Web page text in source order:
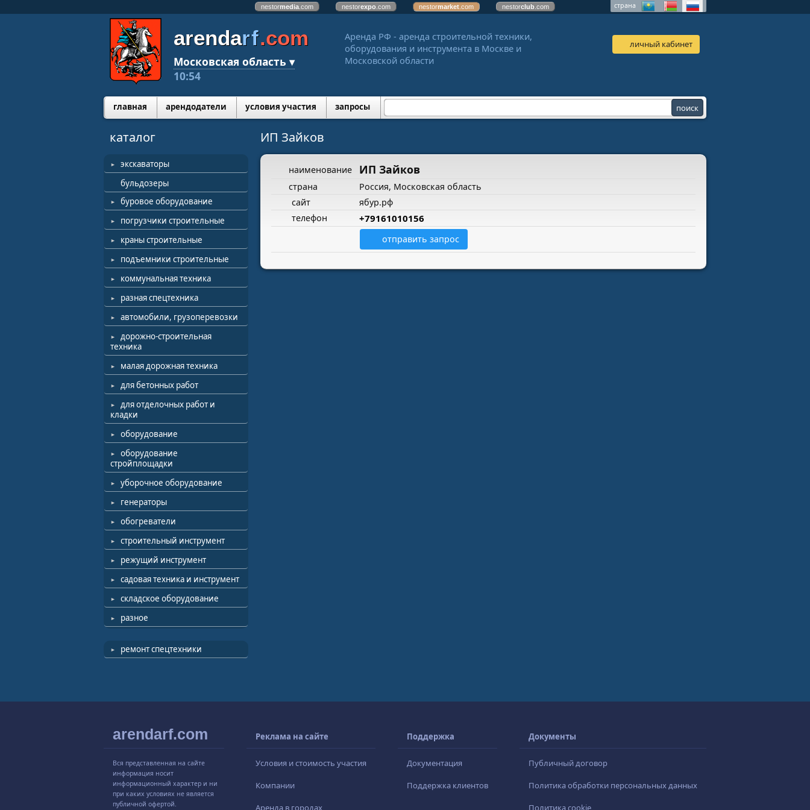
nestormedia .com nestorexpo .com nestormarket .com nestorclub .com страна
arendarf.com
Московская область ▾
10:54
Аренда РФ - аренда строительной техники,
оборудования и инструмента в Москве и
Московской области
личный кабинет
главная арендодатели условия участия запросы
каталог
экскаваторы
бульдозеры
буровое оборудование
погрузчики строительные
краны строительные
подъемники строительные
коммунальная техника
разная спецтехника
автомобили, грузоперевозки
дорожно-строительная
техника
малая дорожная техника
для бетонных работ
для отделочных работ и
кладки
оборудование
оборудование
стройплощадки
уборочное оборудование
генераторы
обогреватели
строительный инструмент
режущий инструмент
садовая техника и инструмент
складское оборудование
разное
ремонт спецтехники
ИП Зайков
наименование ИП Зайков
страна
Россия, Московская область
сайт
ябур.рф
телефон
+79161010156
отправить запрос
arendarf.com
Вся представленная на сайте
информация носит
информационный характер и ни
при каких условиях не является
публичной офертой.
Реклама на сайте
Условия и стоимость участия
Компании
Аренда в городах
Поддержка
Документация
Поддержка клиентов
Документы
Публичный договор
Политика обработки персональных данных
Политика cookie